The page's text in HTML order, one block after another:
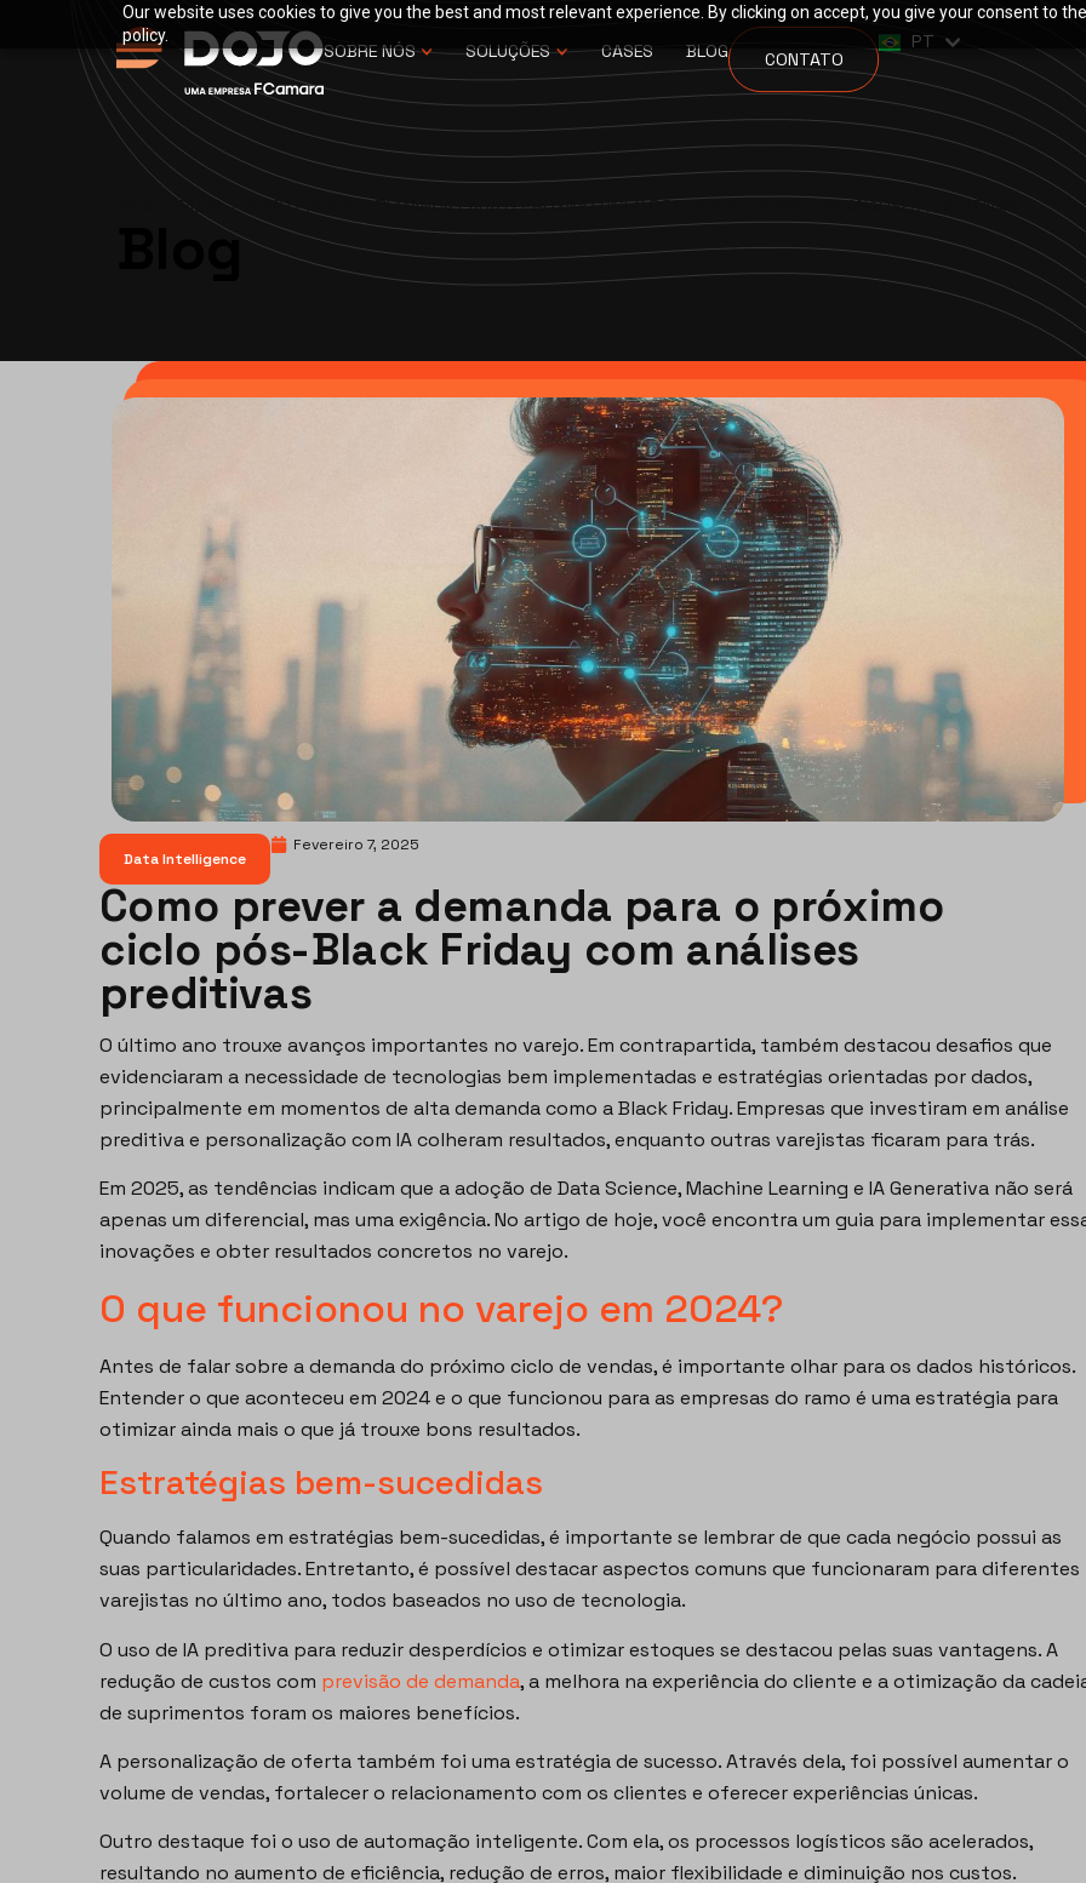
Our website uses cookies to give you the best and most relevant experience. By clicking on accept, you give your consent to
policy.
SOBRE NÓS SOLUÇÕES CASES BLOG CONTATO
PT
EN
ES
>BLOG>COMO PREVER A DEMANDA PARA O PRÓXIMO CICLO PÓS-BLACK FRIDAY COM ANÁLISES PREDITIVAS
Blog
Data Intelligence
Fevereiro 7, 2025
Como prever a demanda para o próximo
ciclo pós-Black Friday com análises
preditivas
O último ano trouxe avanços importantes no varejo. Em contrapartida, também destacou desafios que
evidenciaram a necessidade de tecnologias bem implementadas e estratégias orientadas por dados,
principalmente em momentos de alta demanda como a Black Friday. Empresas que investiram em análise
preditiva e personalização com IA colheram resultados, enquanto outras varejistas ficaram para trás.
Em 2025, as tendências indicam que a adoção de Data Science, Machine Learning e IA Generativa não será
apenas um diferencial, mas uma exigência. No artigo de hoje, você encontra um guia para implementar
inovações e obter resultados concretos no varejo.
O que funcionou no varejo em 2024?
Antes de falar sobre a demanda do próximo ciclo de vendas, é importante olhar para os dados históricos.
Entender o que aconteceu em 2024 e o que funcionou para as empresas do ramo é uma estratégia para
otimizar ainda mais o que já trouxe bons resultados.
Estratégias bem-sucedidas
Quando falamos em estratégias bem-sucedidas, é importante se lembrar de que cada negócio possui as
suas particularidades. Entretanto, é possível destacar aspectos comuns que funcionaram para diferentes
varejistas no último ano, todos baseados no uso de tecnologia.
O uso de IA preditiva para reduzir desperdícios e otimizar estoques se destacou pelas suas vantagens. A
redução de custos com previsão de demanda, a melhora na experiência do cliente e a otimização da
de suprimentos foram os maiores benefícios.
A personalização de oferta também foi uma estratégia de sucesso. Através dela, foi possível aumentar o
volume de vendas, fortalecer o relacionamento com os clientes e oferecer experiências únicas.
Outro destaque foi o uso de automação inteligente. Com ela, os processos logísticos são acelerados,
resultando no aumento de eficiência, redução de erros, maior flexibilidade e diminuição nos custos.